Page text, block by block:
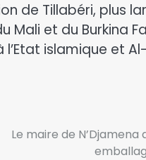
de Tillabéri, plus
Mali et du Burkina
islamique et
Le maire de